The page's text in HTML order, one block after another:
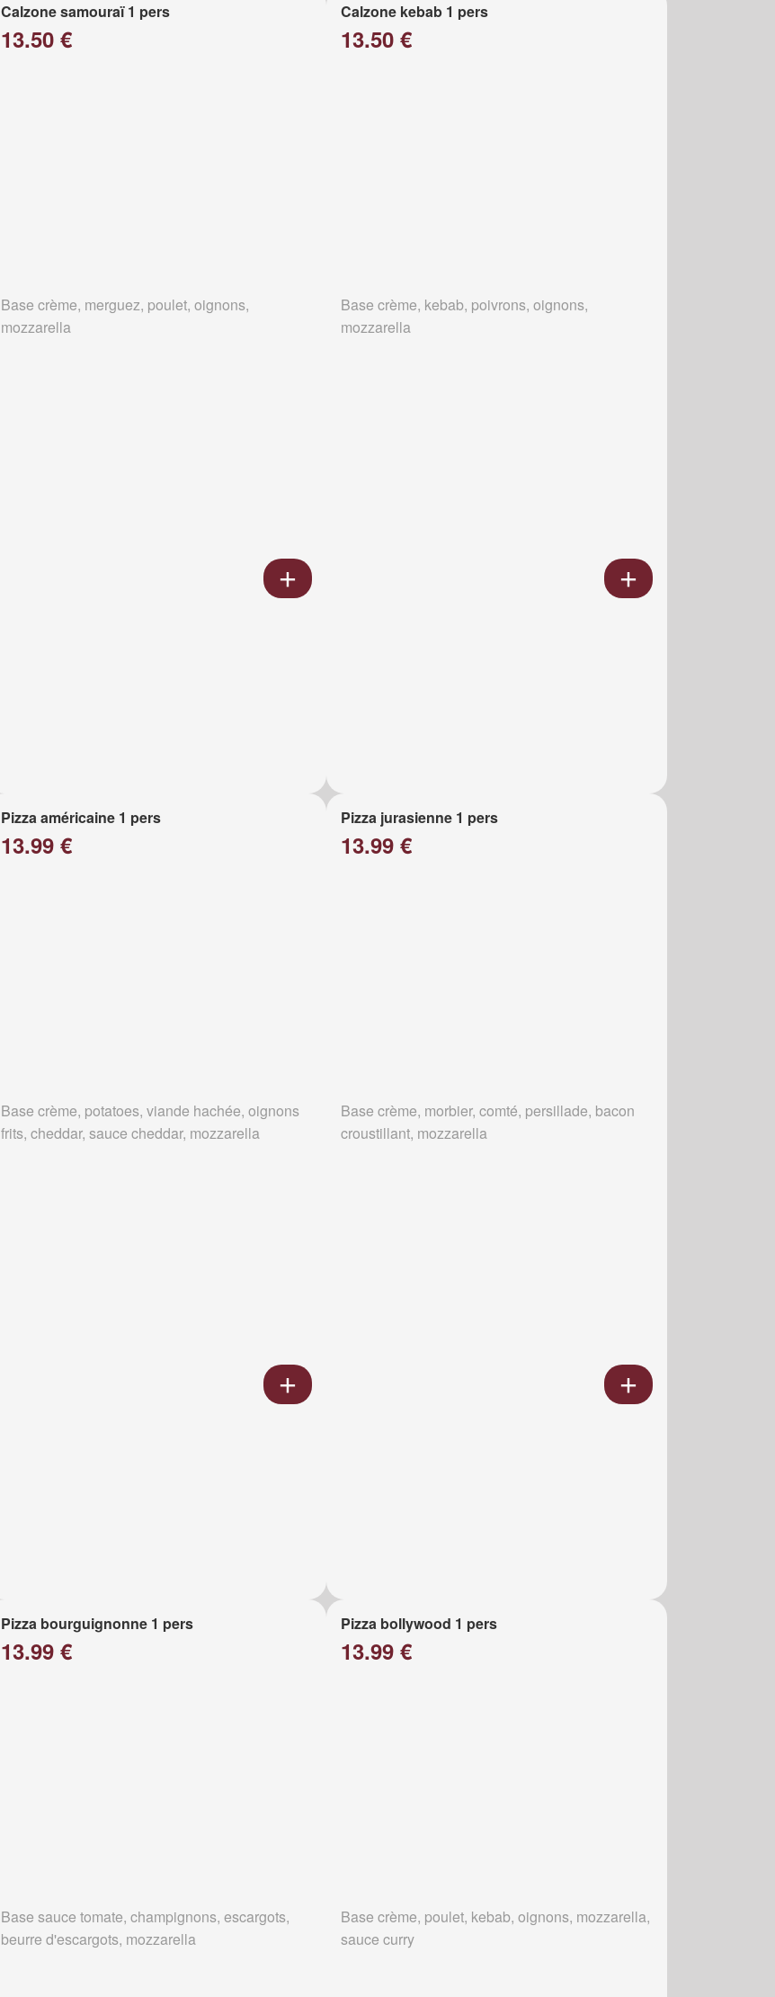
Calzone samouraï 1 pers
13.50 €
Base crème, merguez, poulet, oignons,
mozzarella
Calzone kebab 1 pers
13.50 €
Base crème, kebab, poivrons, oignons,
mozzarella
Pizza américaine 1 pers
13.99 €
Base crème, potatoes, viande hachée, oignons
frits, cheddar, sauce cheddar, mozzarella
Pizza jurasienne 1 pers
13.99 €
Base crème, morbier, comté, persillade, bacon
croustillant, mozzarella
Pizza bourguignonne 1 pers
13.99 €
Base sauce tomate, champignons, escargots,
beurre d'escargots, mozzarella
Pizza bollywood 1 pers
13.99 €
Base crème, poulet, kebab, oignons, mozzarella,
sauce curry